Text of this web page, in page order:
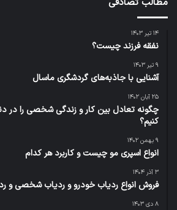
مطالب تصادفی
۱۴ تیر ۱۴۰۳
نفقه فرزند چیست؟
۹ تیر ۱۴۰۳
آشنایی با جاذبه‌های گردشگری ماسال
۲۵ آبان ۱۴۰۲
چگونه تعادل بین کار و زندگی شخصی را در
کنیم؟
۹ بهمن ۱۴۰۲
انواع اسپری مو چیست و کاربرد هر کدام
۳ آذر ۱۴۰۴
فروش انواع ردیاب خودرو و ردیاب شخصی و
۸ دی ۱۴۰۳